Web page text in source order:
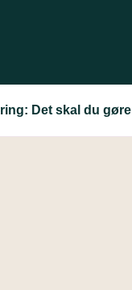
Det skal du gøre